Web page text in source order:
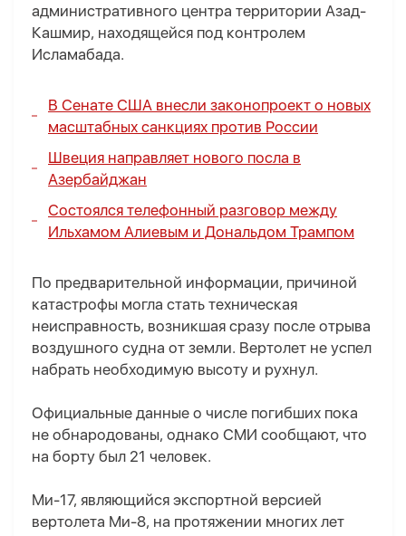
административного центра территории Азад-
Кашмир, находящейся под контролем
Исламабада.
В Сенате США внесли законопроект о новых
масштабных санкциях против России
Швеция направляет нового посла в
Азербайджан
Состоялся телефонный разговор между
Ильхамом Алиевым и Дональдом Трампом
По предварительной информации, причиной
катастрофы могла стать техническая
неисправность, возникшая сразу после отрыва
воздушного судна от земли. Вертолет не успел
набрать необходимую высоту и рухнул.
Официальные данные о числе погибших пока
не обнародованы, однако СМИ сообщают, что
на борту был 21 человек.
Ми-17, являющийся экспортной версией
вертолета Ми-8, на протяжении многих лет